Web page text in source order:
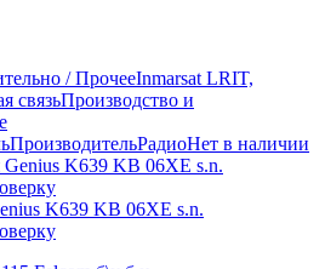
/ ПрочееInmarsat LRIT,
связьПроизводство и
ПроизводительРадиоНет в наличии
K639 KB 06XE s.n.